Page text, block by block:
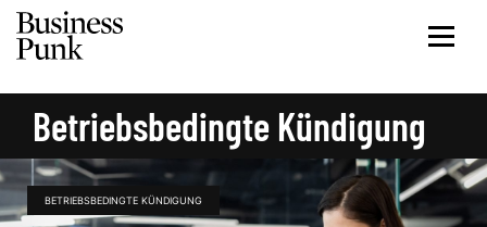
Betriebsbedingte Kündigung
BETRIEBSBEDINGTE KÜNDIGUNG